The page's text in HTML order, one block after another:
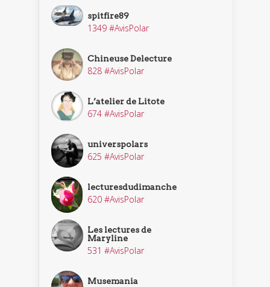
spitfire89
1349 #AvisPolar
Chineuse Delecture
828 #AvisPolar
L’atelier de Litote
674 #AvisPolar
universpolars
625 #AvisPolar
lecturesdudimanche
620 #AvisPolar
Les lectures de
Maryline
531 #AvisPolar
Musemania